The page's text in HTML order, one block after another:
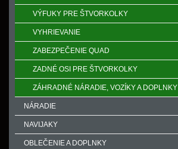
VÝFUKY PRE ŠTVORKOLKY
VYHRIEVANIE
ZABEZPEČENIE QUAD
ZADNÉ OSI PRE ŠTVORKOLKY
ZÁHRADNÉ NÁRADIE, VOZÍKY A DOPLNKY
NÁRADIE
NAVIJAKY
OBLEČENIE A DOPLNKY